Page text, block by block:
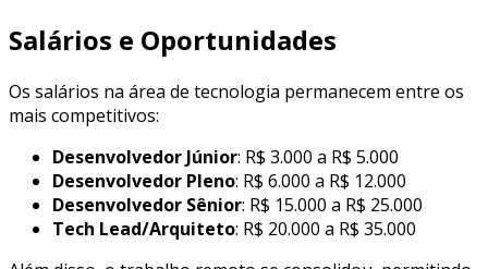
Salários e Oportunidades
Os salários na área de tecnologia permanecem entre os
mais competitivos:
Desenvolvedor Júnior: R$ 3.000 a R$ 5.000
Desenvolvedor Pleno: R$ 6.000 a R$ 12.000
Desenvolvedor Sênior: R$ 15.000 a R$ 25.000
Tech Lead/Arquiteto: R$ 20.000 a R$ 35.000